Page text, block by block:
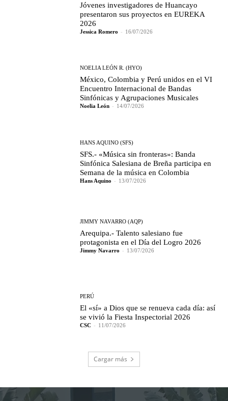
Jóvenes investigadores de Huancayo
presentaron sus proyectos en EUREKA
2026
Jessica Romero - 16/07/2026
NOELIA LEÓN R. (HYO)
México, Colombia y Perú unidos en el VI
Encuentro Internacional de Bandas
Sinfónicas y Agrupaciones Musicales
Noelia León - 14/07/2026
HANS AQUINO (SFS)
SFS.- «Música sin fronteras»: Banda
Sinfónica Salesiana de Breña participa en
Semana de la música en Colombia
Hans Aquino - 13/07/2026
JIMMY NAVARRO (AQP)
Arequipa.- Talento salesiano fue
protagonista en el Día del Logro 2026
Jimmy Navarro - 13/07/2026
PERÚ
El «sí» a Dios que se renueva cada día: así
se vivió la Fiesta Inspectorial 2026
CSC - 11/07/2026
Cargar más